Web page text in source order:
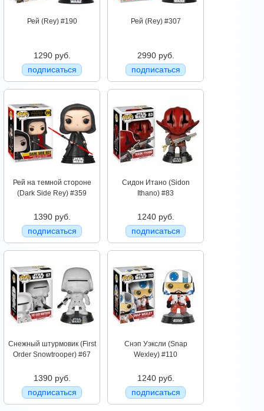
Рей (Rey) #190
1290 руб.
подписаться
Рей (Rey) #307
2990 руб.
подписаться
Рей на темной стороне
(Dark Side Rey) #359
1390 руб.
подписаться
Сидон Итано (Sidon
Ithano) #83
1240 руб.
подписаться
Снежный штурмовик (First
Order Snowtrooper) #67
1390 руб.
подписаться
Снэп Уэксли (Snap
Wexley) #110
1240 руб.
подписаться